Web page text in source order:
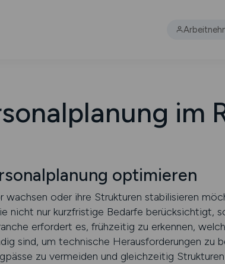
im
optimieren
wachsen oder ihre Strukturen stabilisieren
nicht nur kurzfristige Bedarfe berücksichtigt,
erfordert es, frühzeitig zu erkennen,
sind, um technische Herausforderungen zu
zu vermeiden und gleichzeitig